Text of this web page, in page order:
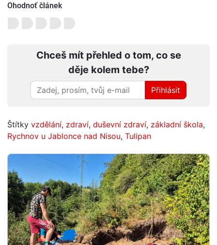
Ohodnoť článek
Chceš mít přehled o tom, co se
děje kolem tebe?
Přihlásit
Štítky vzdělání, zdraví, duševní zdraví, základní škola,
Rychnov u Jablonce nad Nisou, Tulipan